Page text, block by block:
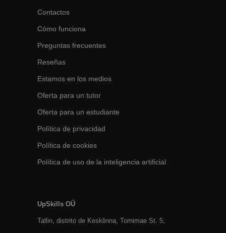
Contactos
Cómo funciona
Preguntas frecuentes
Reseñas
Estamos en los medios
Oferta para un tutor
Oferta para un estudiante
Política de privacidad
Política de cookies
Política de uso de la inteligencia artificial
UpSkills OÜ
Tallin, distrito de Kesklinna, Tornimаe St. 5,